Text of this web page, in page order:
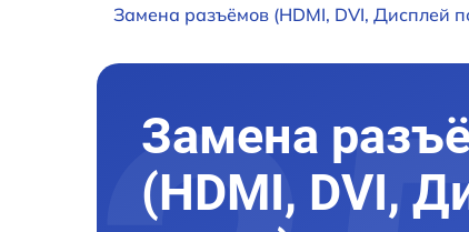
Замена разъёмов (HDMI, DVI, Дисплей
Замена
(HDMI, DVI,